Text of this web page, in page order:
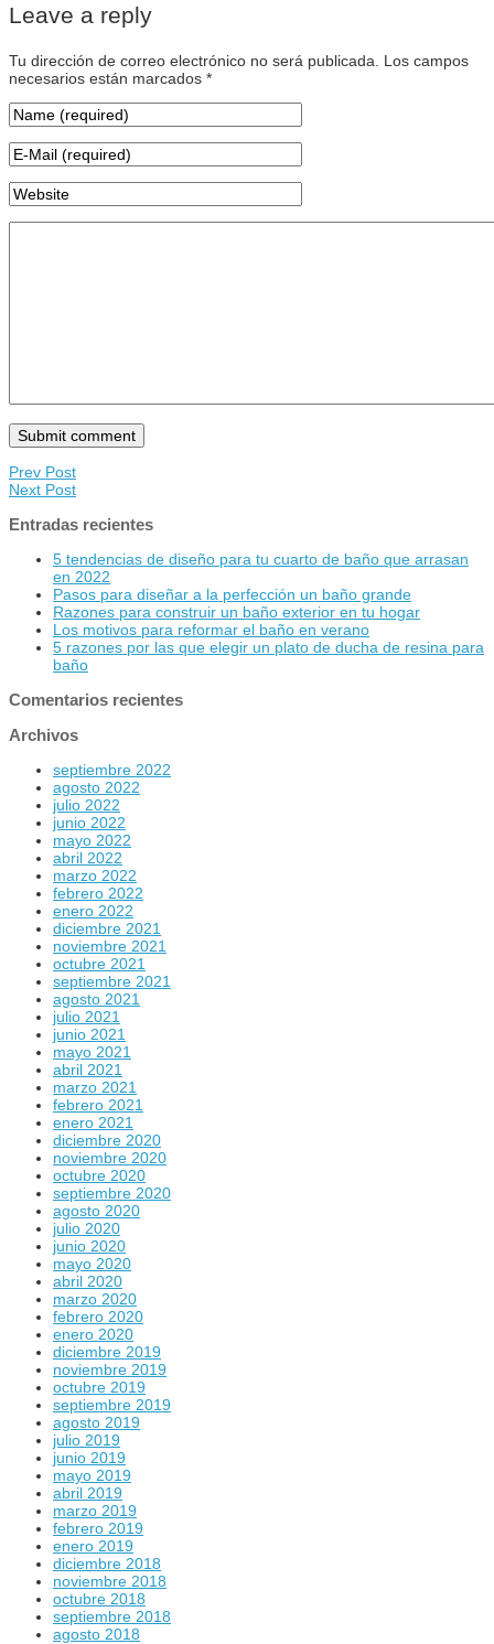
Leave a reply
Tu dirección de correo electrónico no será publicada.
Los campos
necesarios están marcados *
Prev Post
Next Post
Entradas recientes
5 tendencias de diseño para tu cuarto de baño que arrasan
en 2022
Pasos para diseñar a la perfección un baño grande
Razones para construir un baño exterior en tu hogar
Los motivos para reformar el baño en verano
5 razones por las que elegir un plato de ducha de resina para
baño
Comentarios recientes
Archivos
septiembre 2022
agosto 2022
julio 2022
junio 2022
mayo 2022
abril 2022
marzo 2022
febrero 2022
enero 2022
diciembre 2021
noviembre 2021
octubre 2021
septiembre 2021
agosto 2021
julio 2021
junio 2021
mayo 2021
abril 2021
marzo 2021
febrero 2021
enero 2021
diciembre 2020
noviembre 2020
octubre 2020
septiembre 2020
agosto 2020
julio 2020
junio 2020
mayo 2020
abril 2020
marzo 2020
febrero 2020
enero 2020
diciembre 2019
noviembre 2019
octubre 2019
septiembre 2019
agosto 2019
julio 2019
junio 2019
mayo 2019
abril 2019
marzo 2019
febrero 2019
enero 2019
diciembre 2018
noviembre 2018
octubre 2018
septiembre 2018
agosto 2018